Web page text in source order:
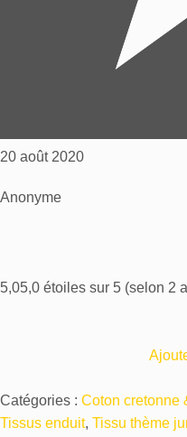
20 août 2020
Anonyme
5,05,0 étoiles sur 5 (selon 2
Catégories : Coton cretonne
Tissus enduit, Tissu thème